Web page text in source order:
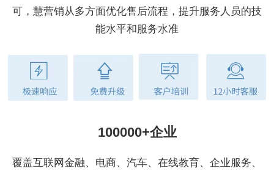
可，慧营销从多方面优化售后流程，提升服务人员的技
能水平和服务水准
100000+企业
覆盖互联网金融、电商、汽车、在线教育、企业服务、